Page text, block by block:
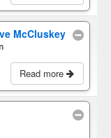
McCluskey
Read more